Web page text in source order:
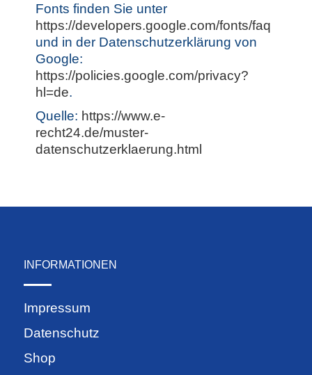
Fonts finden Sie unter
https://developers.google.com/fonts/faq
und in der Datenschutzerklärung von
Google:
https://policies.google.com/privacy?
hl=de.
Quelle: https://www.e-
recht24.de/muster-
datenschutzerklaerung.html
INFORMATIONEN
Impressum
Datenschutz
Shop